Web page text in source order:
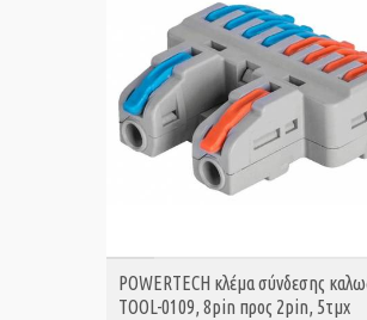
ΑΓΟΡΑ
POWERTECH κλέμα σύνδεσης
TOOL-0109, 8pin προς 2pin, 5τμχ